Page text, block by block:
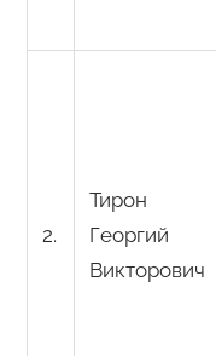
2.
Тирон
Георгий
Викторович